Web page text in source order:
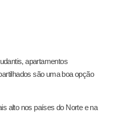
apartamentos
são uma boa opção
alto nos países do Norte e na